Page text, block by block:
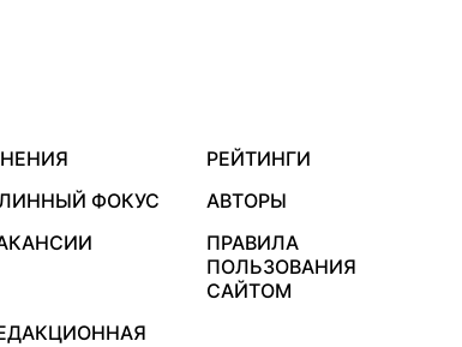
РЕЙТИНГИ
ФОКУС
АВТОРЫ
ПРАВИЛА
ПОЛЬЗОВАНИЯ
САЙТОМ